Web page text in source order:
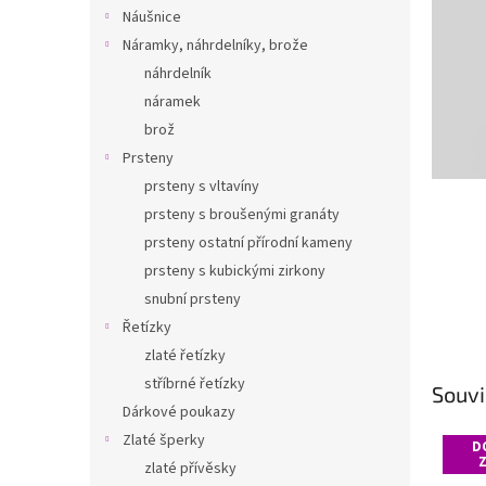
Náušnice
Náramky, náhrdelníky, brože
náhrdelník
náramek
brož
Prsteny
prsteny s vltavíny
prsteny s broušenými granáty
prsteny ostatní přírodní kameny
prsteny s kubickými zirkony
snubní prsteny
Řetízky
zlaté řetízky
stříbrné řetízky
Dárkové poukazy
Zlaté šperky
zlaté přívěsky